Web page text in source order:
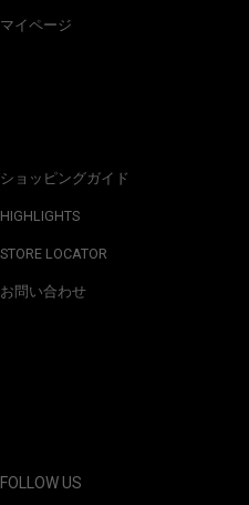
マイページ
ショッピングガイド
HIGHLIGHTS
STORE LOCATOR
お問い合わせ
FOLLOW US